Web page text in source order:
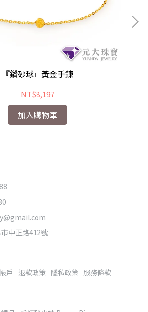
『鑽砂球』黃金手鍊
NT$8,197
加入購物車
中正路412號
戶 退款政策 隱私政策 服務條款